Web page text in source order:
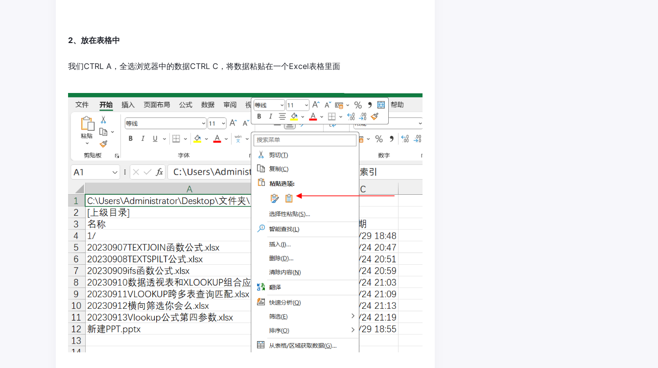
2、放在表格中
我们CTRL A，全选浏览器中的数据CTRL C，将数据粘贴在一个Excel表格里面